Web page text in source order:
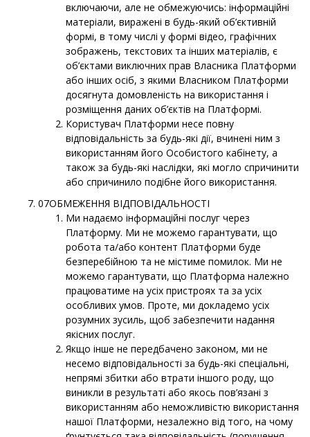
включаючи, але не обмежуючись: інформаційні
матеріали, виражені в будь-який об’єктивній
формі, в тому числі у формі відео, графічних
зображень, текстових та інших матеріалів, є
об’єктами виключних прав Власника Платформи
або інших осіб, з якими Власником Платформи
досягнута домовленість на використання і
розміщення даних об’єктів на Платформі.
Користувач Платформи несе повну
відповідальність за будь-які дії, вчинені ним з
використанням його Особистого кабінету, а
також за будь-які наслідки, які могло спричинити
або спричинило подібне його використання.
07ОБМЕЖЕННЯ ВІДПОВІДАЛЬНОСТІ
Ми надаємо інформаційні послуг через
Платформу. Ми не можемо гарантувати, що
робота та/або контент Платформи буде
безперебійною та не містиме помилок. Ми не
можемо гарантувати, що Платформа належно
працюватиме на усіх пристроях та за усіх
особливих умов. Проте, ми докладемо усіх
розумних зусиль, щоб забезпечити надання
якісних послуг.
Якщо інше не передбачено законом, ми не
несемо відповідальності за будь-які спеціальні,
непрямі збитки або втрати іншого роду, що
виникли в результаті або якось пов’язані з
використанням або неможливістю використання
нашої Платформи, незалежно від того, на чому